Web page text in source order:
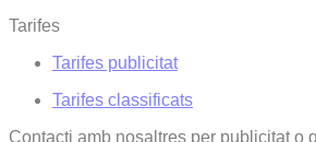
Tarifes
Tarifes publicitat
Tarifes classificats
Contacti amb nosaltres per publicitat o